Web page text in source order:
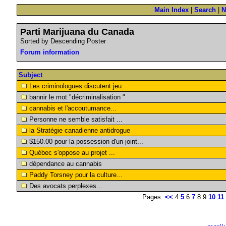
Main Index Search
Parti Marijuana du Canada
Sorted by Descending Poster
Forum information
Subject
Les criminologues discutent jeu
bannir le mot "décriminalisation "
cannabis et l'accoutumance...
Personne ne semble satisfait ...
la Stratégie canadienne antidrogue
$150.00 pour la possession d'un joint...
Québec s'oppose au projet ...
dépendance au cannabis
Paddy Torsney pour la culture...
Des avocats perplexes...
Pages: << 4 5 6 7 8 9 10 11